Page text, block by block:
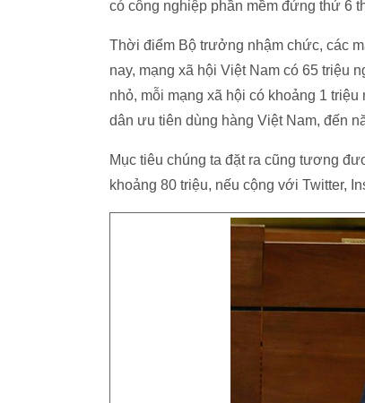
có công nghiệp phần mềm đứng thứ 6
Thời điểm Bộ trưởng nhậm chức, các
nay, mạng xã hội Việt Nam có 65 triệu
nhỏ, mỗi mạng xã hội có khoảng 1
dân ưu tiên dùng hàng Việt Nam, đến
Mục tiêu chúng ta đặt ra cũng tương
khoảng 80 triệu, nếu cộng với Twitter,